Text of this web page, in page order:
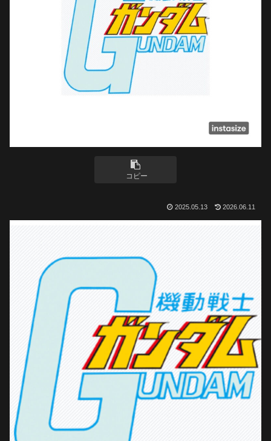
コピー
2025.05.13 2026.06.11